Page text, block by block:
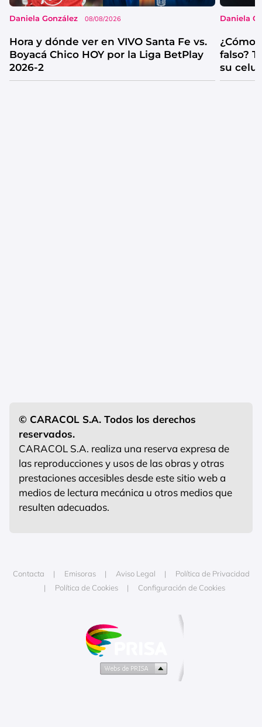
Daniela González 08/08/2026
Hora y dónde ver en VIVO Santa Fe vs.
Boyacá Chico HOY por la Liga BetPlay
2026-2
Daniela
¿Cómo
falso?
su
© CARACOL S.A. Todos los derechos
reservados.
CARACOL S.A. realiza una reserva expresa de
las reproducciones y usos de las obras y otras
prestaciones accesibles desde este sitio web a
medios de lectura mecánica u otros medios que
resulten adecuados.
Contacta Emisoras Aviso Legal
Política de Privacidad
Política de Cookies
Configuración de Cookies